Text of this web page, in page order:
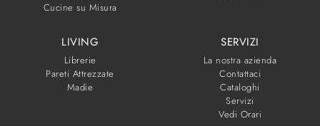
Cucine su Misura
LIVING
Librerie
Pareti Attrezzate
Madie
SERVIZI
La nostra azienda
Contattaci
Cataloghi
Servizi
Vedi Orari